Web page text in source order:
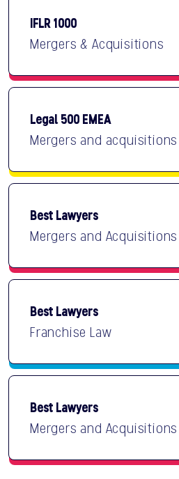
IFLR 1000
Mergers & Acquisitions
Legal 500 EMEA
Mergers and acquisitions
Best Lawyers
Mergers and Acquisitions
Best Lawyers
Franchise Law
Best Lawyers
Mergers and Acquisitions